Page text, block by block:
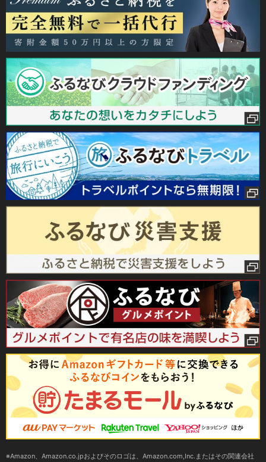
Amazon、Amazon.co.jpおよびそのロゴは、Amazon.com,Inc.またはその関連会社